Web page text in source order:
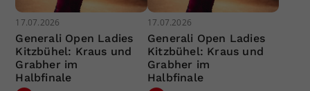
17.07.2026
Generali Open Ladies
Kitzbühel: Kraus und
Grabher im
Halbfinale
17.07.2026
Generali Open Ladies
Kitzbühel: Kraus und
Grabher im
Halbfinale